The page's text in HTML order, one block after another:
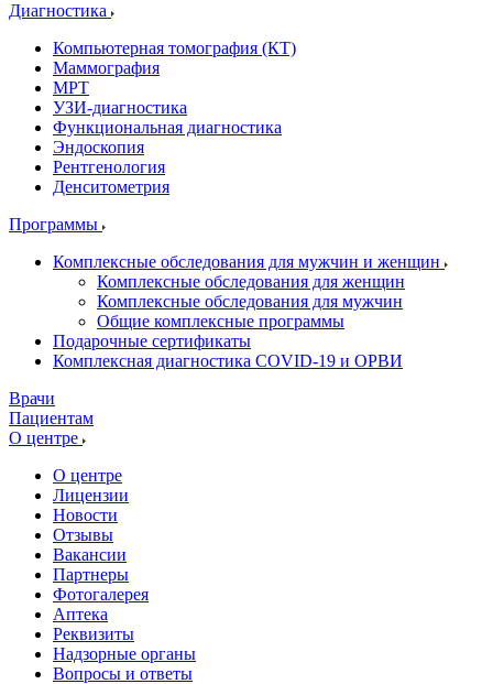
Диагностика
Компьютерная томография (КТ)
Маммография
МРТ
УЗИ-диагностика
Функциональная диагностика
Эндоскопия
Рентгенология
Денситометрия
Программы
Комплексные обследования для мужчин и женщин
Комплексные обследования для женщин
Комплексные обследования для мужчин
Общие комплексные программы
Подарочные сертификаты
Комплексная диагностика COVID-19 и ОРВИ
Врачи
Пациентам
О центре
О центре
Лицензии
Новости
Отзывы
Вакансии
Партнеры
Фотогалерея
Аптека
Реквизиты
Надзорные органы
Вопросы и ответы